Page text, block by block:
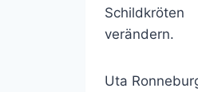
Schildkröten
verändern.
Uta